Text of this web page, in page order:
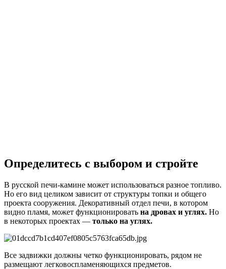
Определитесь с выбором и стройте
В русской печи-камине может использоваться разное топливо.
Но его вид целиком зависит от структуры топки и общего
проекта сооружения. Декоративный отдел печи, в котором
видно пламя, может функционировать на дровах и углях. Но
в некоторых проектах — только на углях.
Все задвижки должны четко функционировать, рядом не
размещают легковоспламеняющихся предметов.